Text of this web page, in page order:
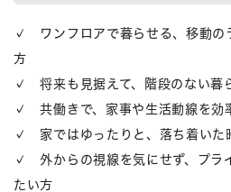
✓ ワンフロアで暮らせる、移動の
方
✓ 将来も見据えて、階段のない暮
✓ 共働きで、家事や生活動線を効
✓ 家ではゆったりと、落ち着いた
✓ 外からの視線を気にせず、プラ
たい方